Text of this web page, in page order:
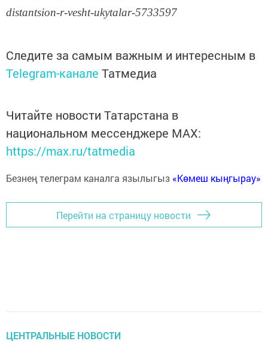
distantsion-r-vesht-ukytalar-5733597
Следите за самым важным и интересным в
Telegram-канале Татмедиа
Читайте новости Татарстана в
национальном мессенджере MАХ:
https://max.ru/tatmedia
Безнең телеграм каналга язылыгыз «Көмеш кыңгырау»
Перейти на страницу новости
ЦЕНТРАЛЬНЫЕ НОВОСТИ